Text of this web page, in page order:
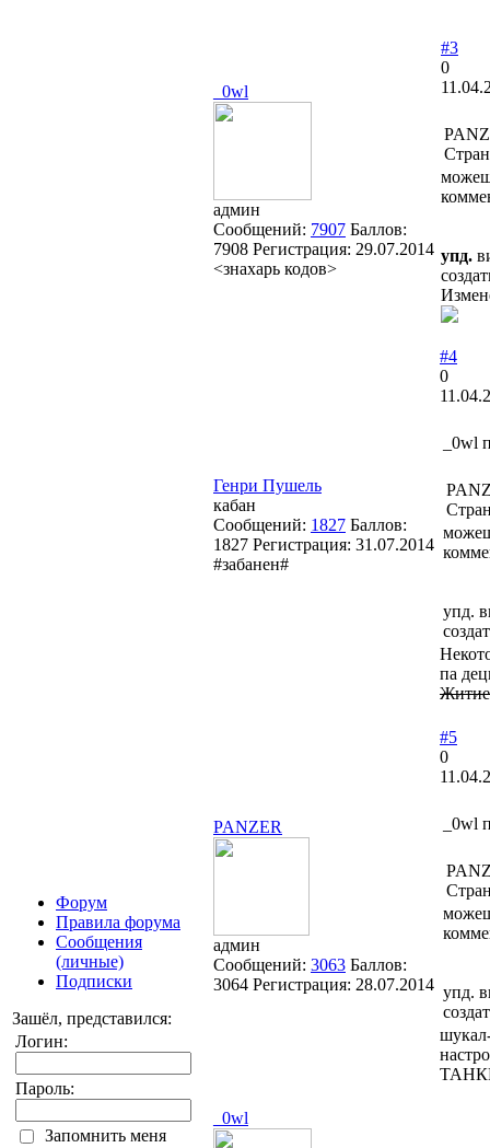
Форум
Правила форума
Сообщения
(личные)
Подписки
Зашёл, представился:
Логин:
Пароль:
Запомнить меня
_0wl
админ
Сообщений: 7907 Баллов:
7908 Регистрация: 29.07.2014
<знахарь кодов>
#3
0
упд.
Генри Пушель
кабан
Сообщений: 1827 Баллов:
1827 Регистрация: 31.07.2014
#забанен#
#4
0
_0wl
упд.
па
PANZER
админ
Сообщений: 3063 Баллов:
3064 Регистрация: 28.07.2014
#5
0
_0wl
упд.
_0wl